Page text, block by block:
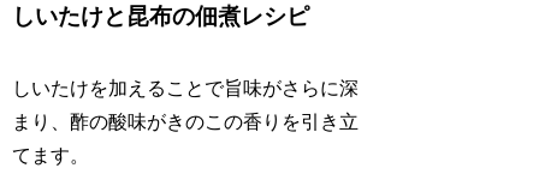
しいたけと昆布の佃煮レシピ
しいたけを加えることで旨味がさらに深
まり、酢の酸味がきのこの香りを引き立
てます。